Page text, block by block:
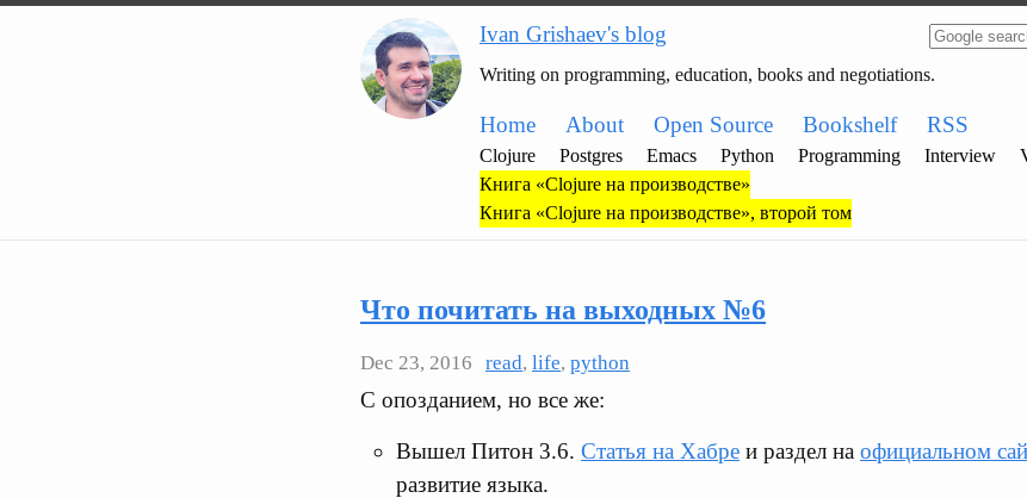
Ivan Grishaev's blog
Writing on programming, education, books and negotiations.
Home About Open Source Bookshelf RSS
Clojure Postgres Emacs Python Programming Interview
Книга «Clojure на производстве»
Книга «Clojure на производстве», второй том
Что почитать на выходных №6
Dec 23, 2016 read, life, python
С опозданием, но все же:
Вышел Питон 3.6. Статья на Хабре и раздел на официальном
развитие языка.